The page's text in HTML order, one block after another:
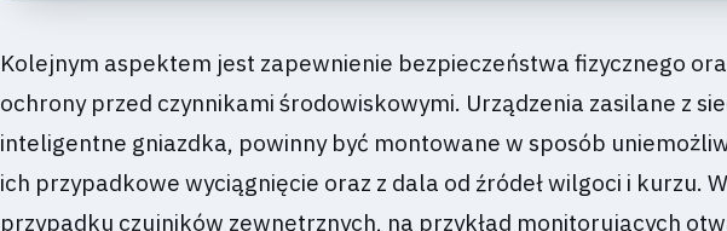
Kolejnym aspektem jest zapewnienie bezpieczeństwa fizycznego
ochrony przed czynnikami środowiskowymi. Urządzenia zasilane z
inteligentne gniazdka, powinny być montowane w sposób
ich przypadkowe wyciągnięcie oraz z dala od źródeł wilgoci i kurzu. W
przypadku czujników zewnętrznych, na przykład monitorujących